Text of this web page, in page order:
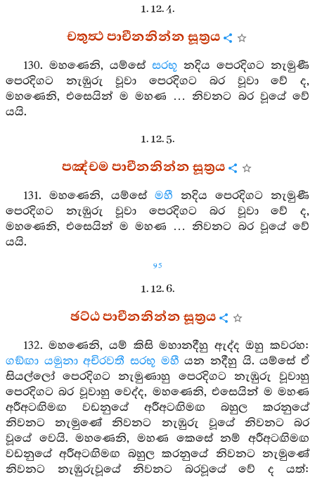
1. 12. 4.
චතුත්‍ථ පාචීනනින්න සූත්‍රය
130. මහණෙනි, යම්සේ සරභූනදිය පෙරදිගට නැමුණී
පෙරදිගට නැඹුරු වූවා පෙරදිගට බර වූවා වේ ද,
මහණෙනි, එසෙයින් ම මහණ … නිවනට බර වූයේ වේ
යයි.
1. 12. 5.
පඤ්චම පාචීනනින්න සූත්‍රය
131. මහණෙනි, යම්සේ මහී නදිය පෙරදිගට නැමුණී
පෙරදිගට නැඹුරු වූවා පෙරදිගට බර වූවා වේ ද,
මහණෙනි, එසෙයින් ම මහණ … නිවනට බර වූයේ වේ
යයි.
95
1. 12. 6.
ඡට්ඨ පාචීනනින්න සූත්‍රය
132. මහණෙනි, යම් කිසි මහානදීහු ඇද්ද ඔහු කවරහ:
ගඞ්ඟා යමුනා අචිරවතී සරභූ මහී යන නදීහු යි. යම්සේ ඒ
සියල්ලෝ පෙරදිගට නැමුණාහු පෙරදිගට නැඹුරු වූවාහු
පෙරදිගට බර වූවාහු වෙද්ද, මහණෙනි, එසෙයින් ම මහණ
අරීඅටඟිමඟ වඩනුයේ අරීඅටඟිමඟ බහුල කරනුයේ
නිවනට නැමුණේ නිවනට නැඹුරු වූයේ නිවනට බර
වූයේ වෙයි. මහණෙනි, මහණ කෙසේ නම් අරීඅටඟිමඟ
වඩනුයේ අරීඅටඟිමඟ බහුල කරනුයේ නිවනට නැමුණේ
නිවනට නැඹුරුවූයේ නිවනට බරවූයේ වේ ද යත්: